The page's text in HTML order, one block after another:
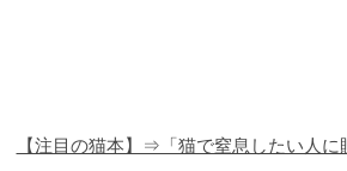
【注目の猫本】⇒「猫で窒息したい人に